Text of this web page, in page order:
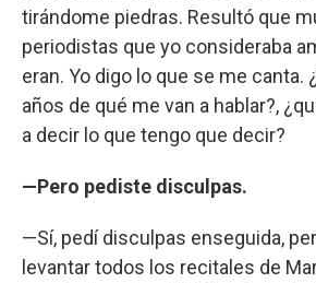
tirándome piedras. Resultó que
periodistas que yo consideraba
eran. Yo digo lo que se me canta.
años de qué me van a hablar?,
a decir lo que tengo que decir?
—Pero pediste disculpas.
—Sí, pedí disculpas enseguida,
levantar todos los recitales de